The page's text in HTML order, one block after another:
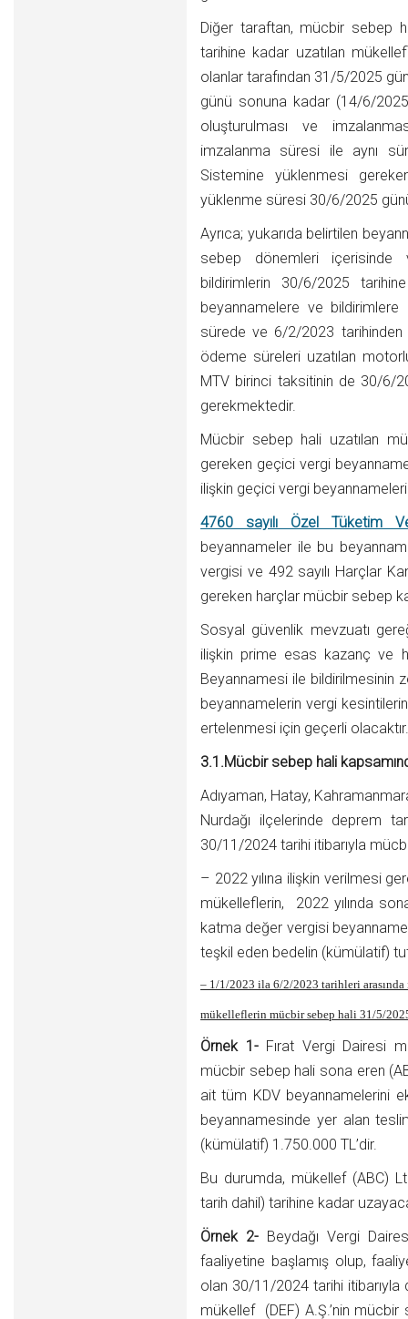
Diğer taraftan, mücbir sebep
tarihine kadar uzatılan
olanlar tarafından 31/5/2025
günü sonuna kadar (14/6/
oluşturulması ve
imzalanma süresi ile aynı
Sistemine yüklenmesi
yüklenme süresi 30/6/2025
Ayrıca; yukarıda belirtilen
sebep dönemleri içerisinde
bildirimlerin 30/6/2025
beyannamelere ve
sürede ve 6/2/2023
ödeme süreleri uzatılan
MTV birinci taksitinin de 30/6/
gerekmektedir.
Mücbir sebep hali uzatılan
gereken geçici vergi
ilişkin geçici vergi
4760 sayılı Özel Tüketim
beyannameler ile bu
vergisi ve 492 sayılı Harçlar
gereken harçlar mücbir sebep
Sosyal güvenlik mevzuatı
ilişkin prime esas kazanç ve
Beyannamesi ile bildirilmesinin
beyannamelerin vergi
ertelenmesi için geçerli olacaktır.
3.1.Mücbir sebep hali
Adıyaman, Hatay,
Nurdağı ilçelerinde deprem
30/11/2024 tarihi itibarıyla
– 2022 yılına ilişkin verilmesi
mükelleflerin, 2022 yılında
katma değer vergisi
teşkil eden bedelin (kümülatif)
– 1/1/2023 ila 6/2/2023 tarihleri arasında
mükelleflerin mücbir sebep hali 31/5/
Örnek 1-Fırat Vergi Dairesi
mücbir sebep hali sona eren
ait tüm KDV beyannamelerini
beyannamesinde yer alan
(kümülatif) 1.750.000 TL’dir.
Bu durumda, mükellef (ABC)
tarih dahil) tarihine kadar
Örnek 2- Beydağı Vergi
faaliyetine başlamış olup,
olan 30/11/2024 tarihi
mükellef (DEF) A.Ş.’nin